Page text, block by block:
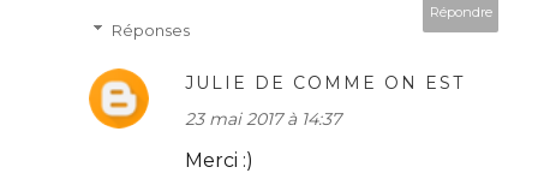
Répondre
Réponses
JULIE DE COMME ON EST
23 mai 2017 à 14:37
Merci :)